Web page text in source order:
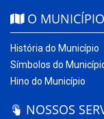
O MUNICÍPIO
História do Município
Símbolos do
Hino do Município
NOSSOS